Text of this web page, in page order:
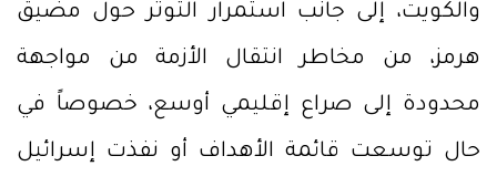
والكويت، إلى جانب استمرار التوتر حول مضيق
هرمز، من مخاطر انتقال الأزمة من مواجهة
محدودة إلى صراع إقليمي أوسع، خصوصاً في
حال توسعت قائمة الأهداف أو نفذت إسرائيل